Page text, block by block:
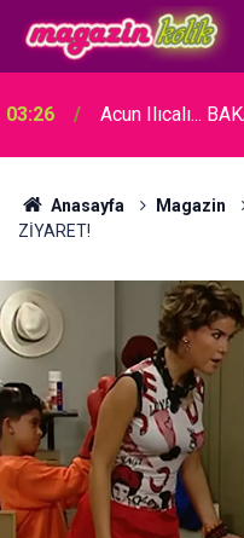
03:26 Acun Ilıcalı...
Anasayfa Magazin
ZİYARET!